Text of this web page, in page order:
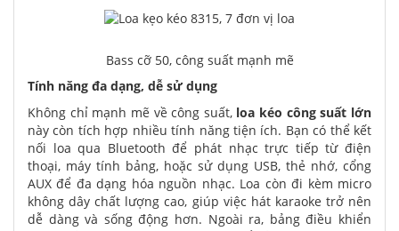
Bass cỡ 50, công suất mạnh mẽ
Tính năng đa dạng, dễ sử dụng
Không chỉ mạnh mẽ về công suất, loa kéo công suất lớn
này còn tích hợp nhiều tính năng tiện ích. Bạn có thể kết
nối loa qua Bluetooth để phát nhạc trực tiếp từ điện
thoại, máy tính bảng, hoặc sử dụng USB, thẻ nhớ, cổng
AUX để đa dạng hóa nguồn nhạc. Loa còn đi kèm micro
không dây chất lượng cao, giúp việc hát karaoke trở nên
dễ dàng và sống động hơn. Ngoài ra, bảng điều khiển